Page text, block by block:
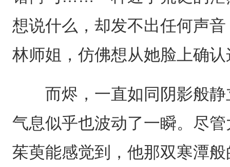
想说什么，却发不出任何声
林师姐，仿佛想从她脸上确
而烬，一直如同阴影般静
气息似乎也波动了一瞬。尽
茱萸能感觉到，他那双寒潭